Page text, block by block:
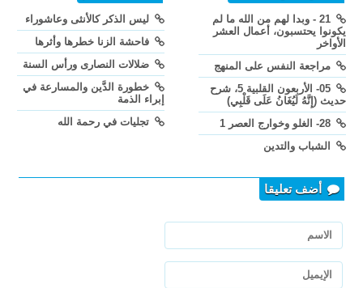
21 - وبدا لهم من الله ما لم
يكونوا يحتسبون، أعمال العشر
الأواخر
مراجعة النفس على المنهج
05- الأربعون القلبية 5، شرح
حديث (إِنَّهُ لَيُغَانُ عَلَى قَلْبِي)
الشباب والتدين
ليس الذكر كالأنثى وعاشوراء
فاحشة الزنا خطرها وأثرها
ضلالات النصارى ورأس السنة
خطورة الدَّين والمسارعة في
إبراء الذمة
تجليات في رحمة الله
أضف تعليقا